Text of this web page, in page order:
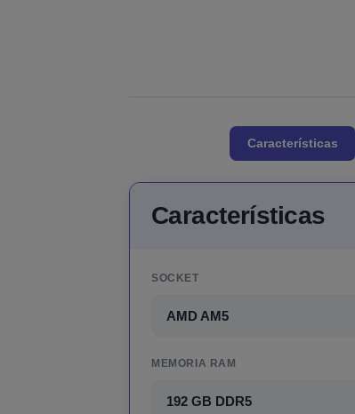
Características
Características
SOCKET
AMD AM5
MEMORIA RAM
192 GB DDR5